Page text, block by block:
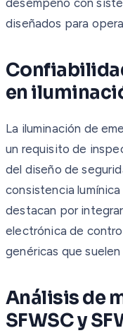
diseñados para
en
La iluminación de
un requisito de
del diseño de
consistencia
destacan por
electrónica de
genéricas que
Análisis de
SFWSC y